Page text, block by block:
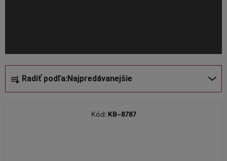
a
d
Radiť podľa:Najpredávanejšie
v
Kód: KB-8787